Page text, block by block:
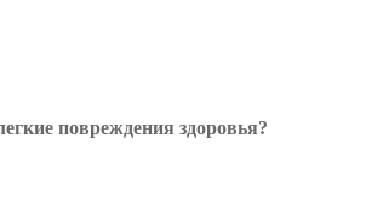
повреждения здоровья?